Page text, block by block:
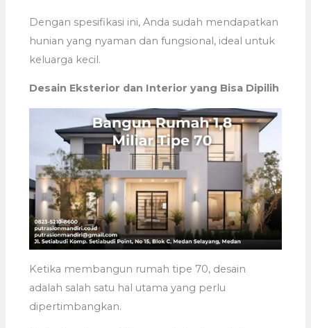
Dengan spesifikasi ini, Anda sudah mendapatkan
hunian yang nyaman dan fungsional, ideal untuk
keluarga kecil.
Desain Eksterior dan Interior yang Bisa Dipilih
Ketika membangun rumah tipe 70, desain
adalah salah satu hal utama yang perlu
dipertimbangkan.